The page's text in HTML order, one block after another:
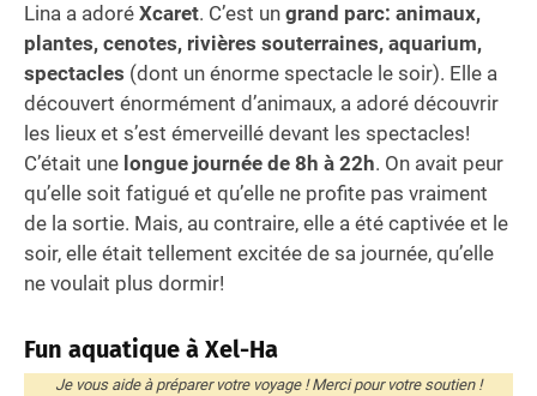
Lina a adoré Xcaret. C’est un grand parc: animaux,
plantes, cenotes, rivières souterraines, aquarium,
spectacles (dont un énorme spectacle le soir). Elle a
découvert énormément d’animaux, a adoré découvrir
les lieux et s’est émerveillé devant les spectacles!
C’était une longue journée de 8h à 22h. On avait peur
qu’elle soit fatigué et qu’elle ne profite pas vraiment
de la sortie. Mais, au contraire, elle a été captivée et le
soir, elle était tellement excitée de sa journée, qu’elle
ne voulait plus dormir!
Fun aquatique à Xel-Ha
Je vous aide à préparer votre voyage ! Merci pour votre soutien !